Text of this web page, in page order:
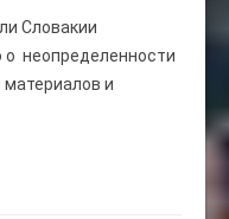
Словакии
неопределенности
и